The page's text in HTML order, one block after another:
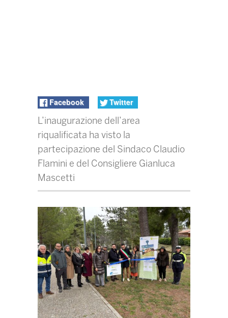
Facebook Twitter
L’inaugurazione dell’area
riqualificata ha visto la
partecipazione del Sindaco Claudio
Flamini e del Consigliere Gianluca
Mascetti